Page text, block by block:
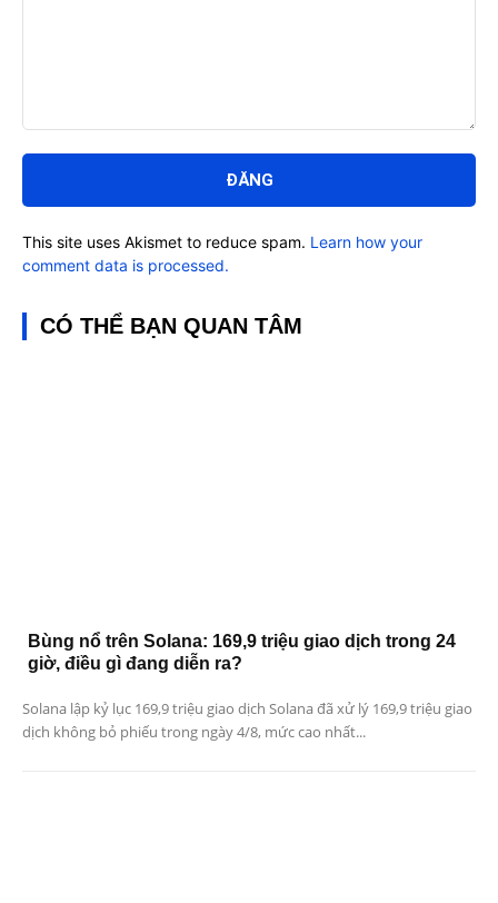
luận:
This site uses Akismet to reduce spam. Learn how your
comment data is processed.
CÓ THỂ BẠN QUAN TÂM
Bùng nổ trên Solana: 169,9 triệu giao dịch trong 24
giờ, điều gì đang diễn ra?
Solana lập kỷ lục 169,9 triệu giao dịch Solana đã xử lý 169,9 triệu giao
dịch không bỏ phiếu trong ngày 4/8, mức cao nhất...